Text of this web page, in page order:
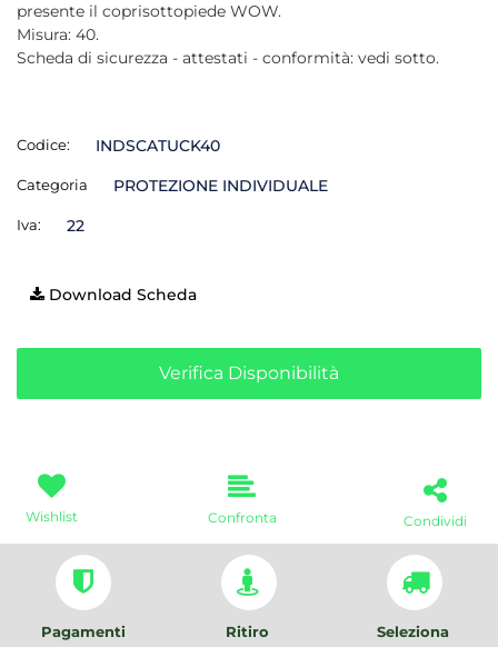
presente il coprisottopiede WOW.
Misura: 40.
Scheda di sicurezza - attestati - conformità: vedi sotto.
Codice: INDSCATUCK40
Categoria PROTEZIONE INDIVIDUALE
Iva: 22
Download Scheda
Verifica Disponibilità
Wishlist Confronta Condividi
Pagamenti
Ritiro
Seleziona